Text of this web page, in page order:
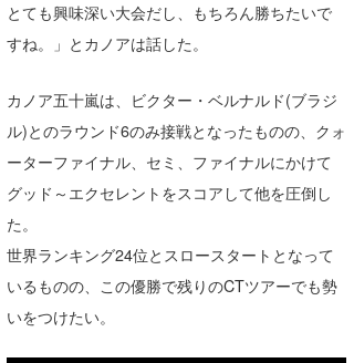
とても興味深い大会だし、もちろん勝ちたいで
すね。」とカノアは話した。
カノア五十嵐は、ビクター・ベルナルド(ブラジ
ル)とのラウンド6のみ接戦となったものの、クォ
ーターファイナル、セミ、ファイナルにかけて
グッド～エクセレントをスコアして他を圧倒し
た。
世界ランキング24位とスロースタートとなって
いるものの、この優勝で残りのCTツアーでも勢
いをつけたい。
mitsuteru Kamio
Yoshiyuki Obata
arukasvision
DELTA FORCE SURF
CBA Films
熊谷素子
SURFMEDIA
WAVAL
波伝説アンバサダー/プロライダー
中浦“JET”章
嵯峨明日香
進士剛光
田原啓江
植村未来
☆加藤
+☆maki☆+
Aichan
chan-U
ECE
波伝説